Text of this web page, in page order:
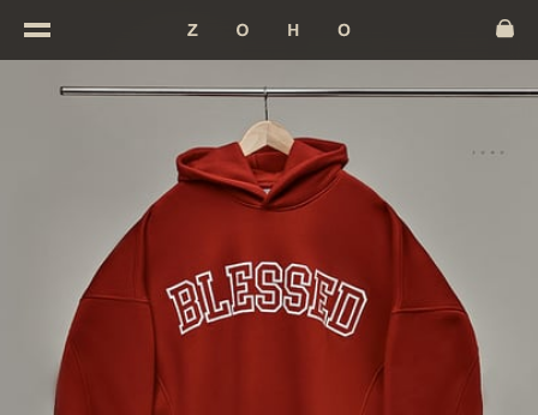
ЗАВАНТАЖЕННЯ...